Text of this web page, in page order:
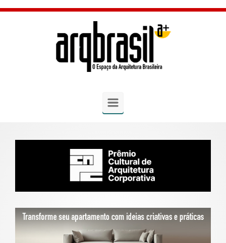
Skip to main content